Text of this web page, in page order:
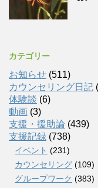
カテゴリー
お知らせ (511)
カウンセリング日記
体験談 (6)
動画 (3)
支援・援助論 (439)
支援記録 (738)
イベント (231)
カウンセリング (109)
グループワーク (383)